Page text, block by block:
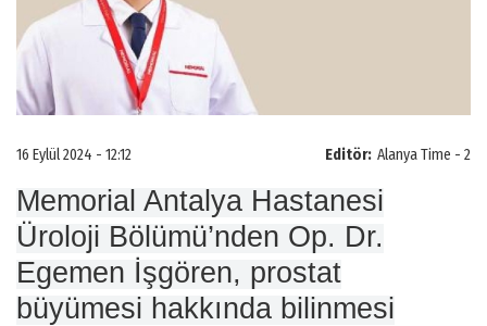
Editör: Alanya Time - 2
16 Eylül 2024 - 12:12
Memorial Antalya Hastanesi
Üroloji Bölümü’nden Op. Dr.
Egemen İşgören, prostat
büyümesi hakkında bilinmesi